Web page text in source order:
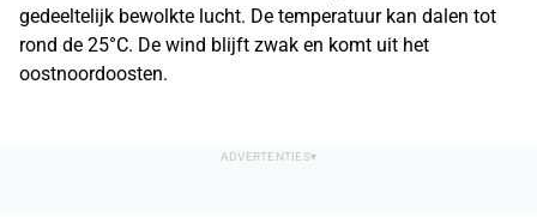
gedeeltelijk bewolkte lucht. De temperatuur kan dalen tot
rond de 25°C. De wind blijft zwak en komt uit het
oostnoordoosten.